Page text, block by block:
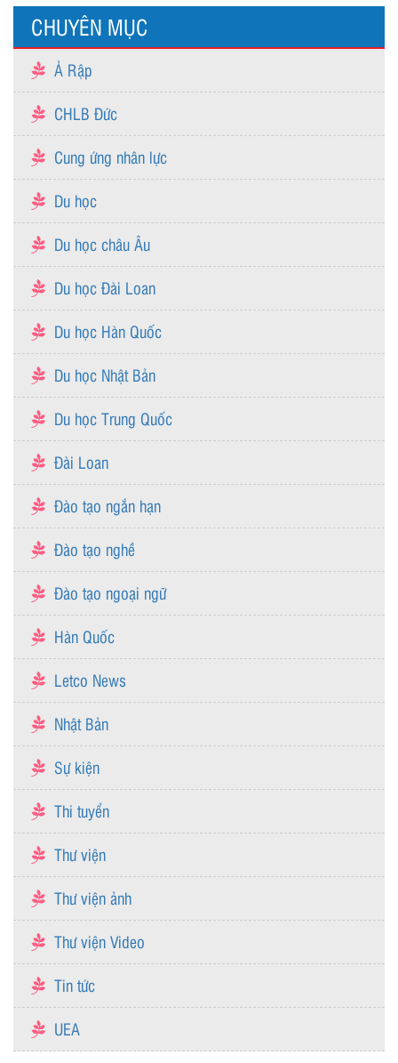
CHUYÊN MỤC
Ả Rập
CHLB Đức
Cung ứng nhân lực
Du học
Du học châu Âu
Du học Đài Loan
Du học Hàn Quốc
Du học Nhật Bản
Du học Trung Quốc
Đài Loan
Đào tạo ngắn hạn
Đào tạo nghề
Đào tạo ngoại ngữ
Hàn Quốc
Letco News
Nhật Bản
Sự kiện
Thi tuyển
Thư viện
Thư viện ảnh
Thư viện Video
Tin tức
UEA